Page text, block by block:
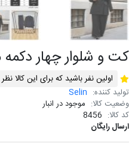
کت و شلوار چهار دکمه
اولین نفر باشید که برای این کالا
تولید کننده: Selin
وضعیت کالا: موجود در انبار
کد کالا: 8456
ارسال رایگان